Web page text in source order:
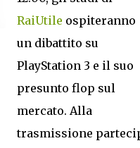
RaiUtile ospiteranno
un dibattito su
PlayStation 3 e il suo
presunto flop sul
mercato. Alla
trasmissione